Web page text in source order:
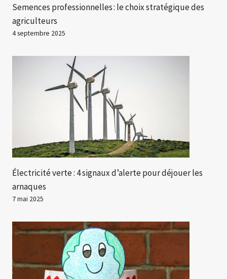
Semences professionnelles : le choix stratégique des
agriculteurs
4 septembre 2025
Électricité verte : 4 signaux d’alerte pour déjouer les
arnaques
7 mai 2025